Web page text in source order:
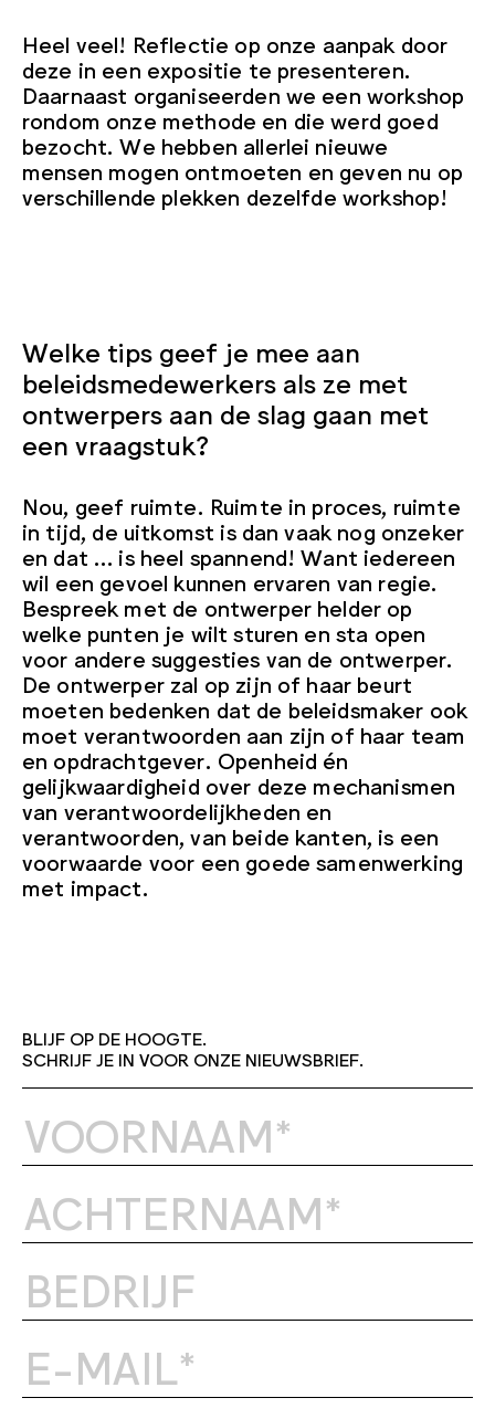
Heel veel! Reflectie op onze aanpak door
deze in een expositie te presenteren.
Daarnaast organiseerden we een workshop
rondom onze methode en die werd goed
bezocht. We hebben allerlei nieuwe
mensen mogen ontmoeten en geven nu op
verschillende plekken dezelfde workshop!
Welke tips geef je mee aan
beleidsmedewerkers als ze met
ontwerpers aan de slag gaan met
een vraagstuk?
Nou, geef ruimte. Ruimte in proces, ruimte
in tijd, de uitkomst is dan vaak nog onzeker
en dat … is heel spannend! Want iedereen
wil een gevoel kunnen ervaren van regie.
Bespreek met de ontwerper helder op
welke punten je wilt sturen en sta open
voor andere suggesties van de ontwerper.
De ontwerper zal op zijn of haar beurt
moeten bedenken dat de beleidsmaker ook
moet verantwoorden aan zijn of haar team
en opdrachtgever. Openheid én
gelijkwaardigheid over deze mechanismen
van verantwoordelijkheden en
verantwoorden, van beide kanten, is een
voorwaarde voor een goede samenwerking
met impact.
BLIJF OP DE HOOGTE.
SCHRIJF JE IN VOOR ONZE NIEUWSBRIEF.